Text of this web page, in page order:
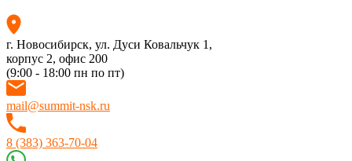
г. Новосибирск, ул. Дуси Ковальчук 1,
корпус 2, офис 200
(9:00 - 18:00 пн по пт)
mail@summit-nsk.ru
8 (383) 363-70-04